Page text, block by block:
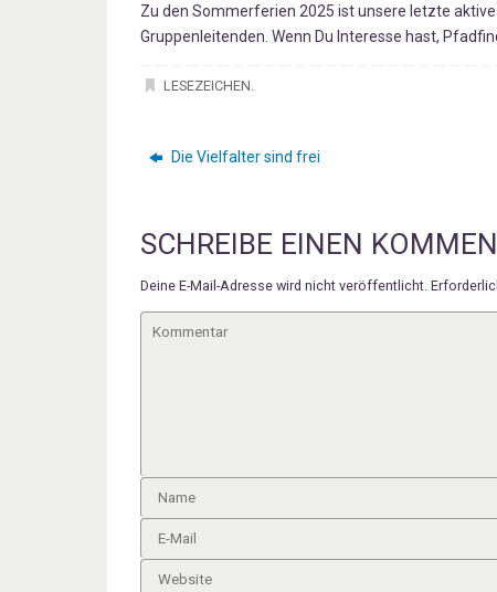
Zu den Sommerferien 2025 ist unsere letzte
Gruppenleitenden. Wenn Du Interesse hast,
LESEZEICHEN.
Die Vielfalter sind frei
SCHREIBE EINEN
Deine E-Mail-Adresse wird nicht veröffentlicht.